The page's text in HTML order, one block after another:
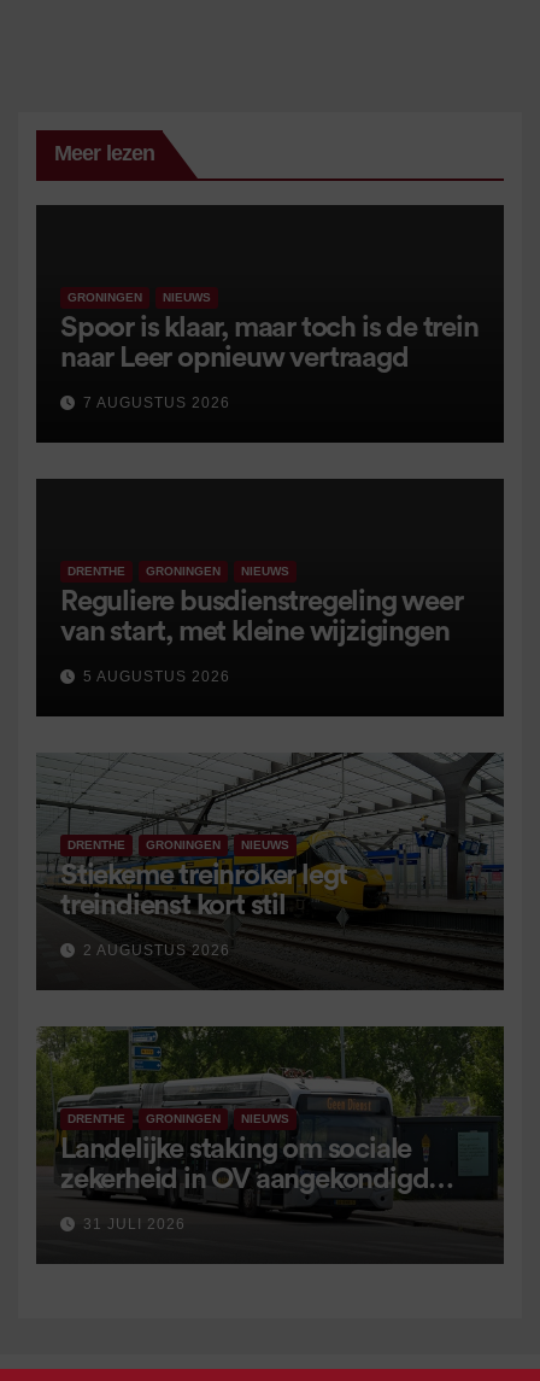
Meer lezen
GRONINGEN NIEUWS
Spoor is klaar, maar toch is de trein
naar Leer opnieuw vertraagd
7 AUGUSTUS 2026
DRENTHE GRONINGEN NIEUWS
Reguliere busdienstregeling weer
van start, met kleine wijzigingen
5 AUGUSTUS 2026
DRENTHE GRONINGEN NIEUWS
Stiekeme treinroker legt
treindienst kort stil
2 AUGUSTUS 2026
DRENTHE GRONINGEN NIEUWS
Landelijke staking om sociale
zekerheid in OV aangekondigd
voor 9 september
31 JULI 2026